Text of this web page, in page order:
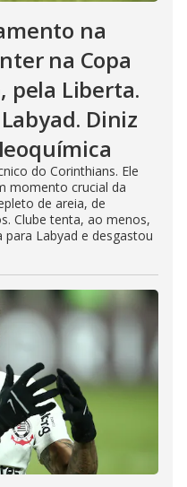
na
na Copa
pela Liberta.
Diniz
do Corinthians. Ele
momento crucial da
de areia, de
Clube tenta, ao menos,
Labyad e desgastou